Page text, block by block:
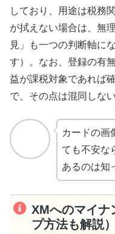
しており、用途は税務
が拭えない場合は、無
見」も一つの判断軸に
す）。なお、登録の有
益が課税対象であれば
で、その点は混同しな
カードの画
ても不安な
あるのは知
XMへのマイナ
プ方法も解説）